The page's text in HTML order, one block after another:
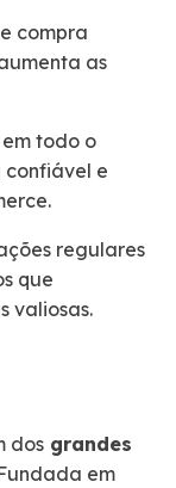
compra
as
todo o
confiável e
regulares
que
valiosas.
dos grandes
em